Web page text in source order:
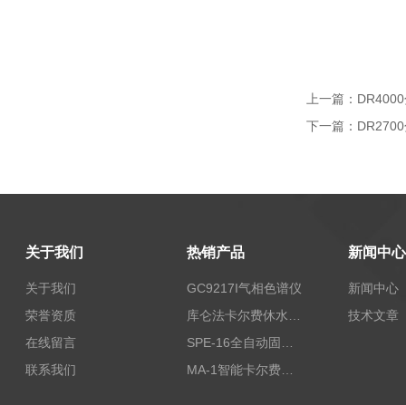
上一篇：
下一篇：
关于我们
关于我们
荣誉资质
在线留言
联系我们
热销产品
GC9217I气相色谱仪
MA-1智能卡尔费休水分测定仪
新闻中心
新闻中心
技术文章